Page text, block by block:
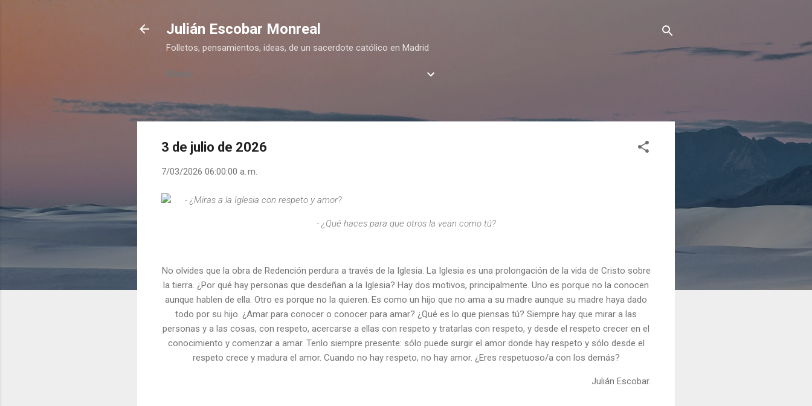
Julián Escobar Monreal
Folletos, pensamientos, ideas, de un sacerdote católico en Madrid
Menú
3 de julio de 2026
7/03/2026 06:00:00 a. m.
- ¿Miras a la Iglesia con respeto y amor?
- ¿Qué haces para que otros la vean como tú?
No olvides que la obra de Redención perdura a través de la Iglesia. La Iglesia es una prolongación de la vida de Cristo sobre
la tierra. ¿Por qué hay personas que desdeñan a la Iglesia? Hay dos motivos, principalmente. Uno es porque no la conocen
aunque hablen de ella. Otro es porque no la quieren. Es como un hijo que no ama a su madre aunque su madre haya dado
todo por su hijo. ¿Amar para conocer o conocer para amar? ¿Qué es lo que piensas tú? Siempre hay que mirar a las
personas y a las cosas, con respeto, acercarse a ellas con respeto y tratarlas con respeto, y desde el respeto crecer en el
conocimiento y comenzar a amar. Tenlo siempre presente: sólo puede surgir el amor donde hay respeto y sólo desde el
respeto crece y madura el amor. Cuando no hay respeto, no hay amor. ¿Eres respetuoso/a con los demás?
Julián Escobar.